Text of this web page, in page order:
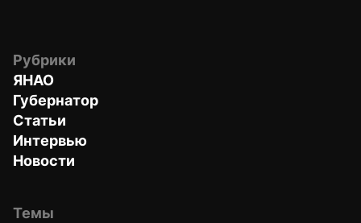
Рубрики
ЯНАО
Губернатор
Статьи
Интервью
Новости
Темы